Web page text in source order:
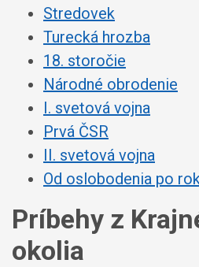
Stredovek
Turecká hrozba
18. storočie
Národné obrodenie
I. svetová vojna
Prvá ČSR
II. svetová vojna
Od oslobodenia po
Príbehy z
okolia